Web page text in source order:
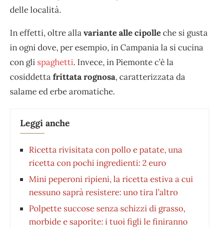
delle località.
In effetti, oltre allavariante alle cipolleche si gusta
in ogni dove, per esempio, in Campania la si cucina
con gli spaghetti. Invece, in Piemonte c’è la
cosiddettafrittata rognosa, caratterizzata da
salame ed erbe aromatiche.
Leggi anche
Ricetta rivisitata con pollo e patate, una
ricetta con pochi ingredienti: 2 euro
Mini peperoni ripieni, la ricetta estiva a cui
nessuno saprà resistere: uno tira l’altro
Polpette succose senza schizzi di grasso,
morbide e saporite: i tuoi figli le finiranno